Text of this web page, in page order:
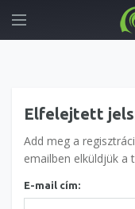
Elfelejtett
Add meg a
emailben elküldjük a
E-mail cím: